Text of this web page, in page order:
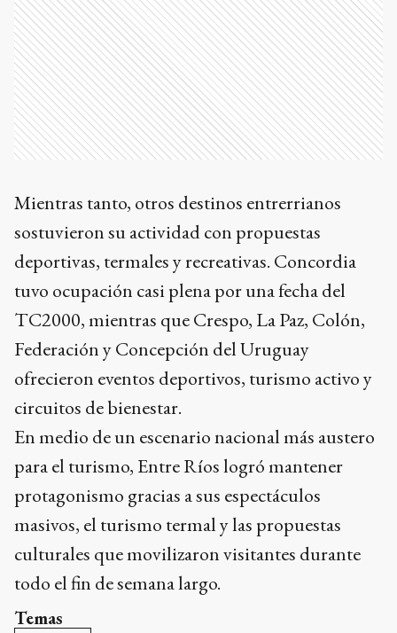
Mientras tanto, otros destinos entrerrianos
sostuvieron su actividad con propuestas
deportivas, termales y recreativas. Concordia
tuvo ocupación casi plena por una fecha del
TC2000, mientras que Crespo, La Paz, Colón,
Federación y Concepción del Uruguay
ofrecieron eventos deportivos, turismo activo y
circuitos de bienestar.
En medio de un escenario nacional más austero
para el turismo, Entre Ríos logró mantener
protagonismo gracias a sus espectáculos
masivos, el turismo termal y las propuestas
culturales que movilizaron visitantes durante
todo el fin de semana largo.
Temas